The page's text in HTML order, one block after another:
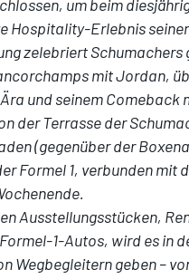
um beim
Hospitality-Erlebnis
zelebriert
mit Jordan,
und seinem Comeback
der Terrasse der
(gegenüber der
Formel 1, verbunden
Ausstellungsstücken,
1-Autos, wird es in
Wegbegleitern geben –